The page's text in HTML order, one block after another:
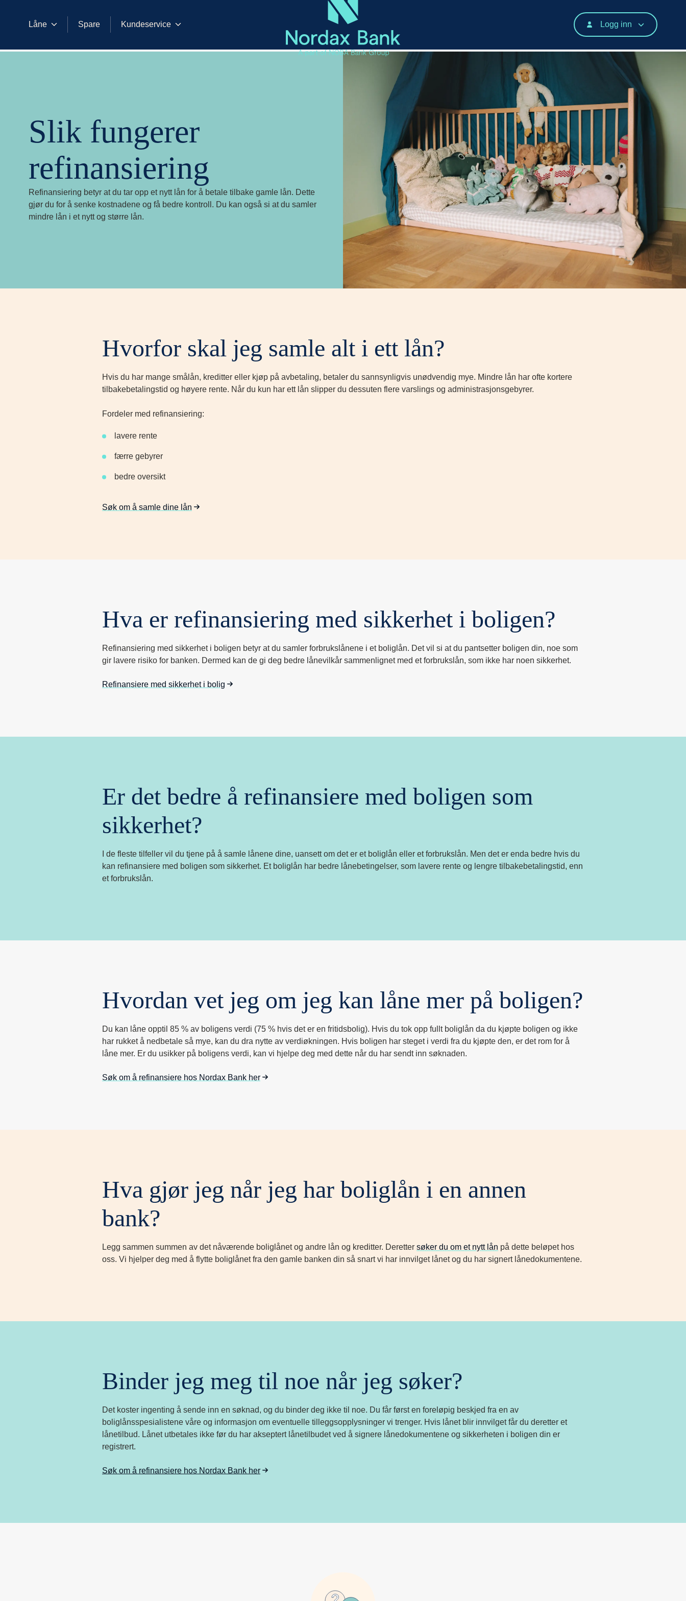
Låne Spare Kundeservice Logg inn
Låne Refinansiere Slik fungerer refinansiering
Slik fungerer
refinansiering
Refinansiering betyr at du tar opp et nytt lån for å betale tilbake gamle lån. Dette
gjør du for å senke kostnadene og få bedre kontroll. Du kan også si at du samler
mindre lån i et nytt og større lån.
Hvorfor skal jeg samle alt i ett lån?
Hvis du har mange smålån, kreditter eller kjøp på avbetaling, betaler du sannsynligvis unødvendig mye. Mindre lån har ofte kortere
tilbakebetalingstid og høyere rente. Når du kun har ett lån slipper du dessuten flere varslings og administrasjonsgebyrer.
Fordeler med refinansiering:
lavere rente
færre gebyrer
bedre oversikt
Søk om å samle dine lån
Hva er refinansiering med sikkerhet i boligen?
Refinansiering med sikkerhet i boligen betyr at du samler forbrukslånene i et boliglån. Det vil si at du pantsetter boligen din, noe som
gir lavere risiko for banken. Dermed kan de gi deg bedre lånevilkår sammenlignet med et forbrukslån, som ikke har noen sikkerhet.
Refinansiere med sikkerhet i bolig
Er det bedre å refinansiere med boligen som
sikkerhet?
I de fleste tilfeller vil du tjene på å samle lånene dine, uansett om det er et boliglån eller et forbrukslån. Men det er enda bedre hvis du
kan refinansiere med boligen som sikkerhet. Et boliglån har bedre lånebetingelser, som lavere rente og lengre tilbakebetalingstid, enn
et forbrukslån.
Hvordan vet jeg om jeg kan låne mer på boligen?
Du kan låne opptil 85 % av boligens verdi (75 % hvis det er en fritidsbolig). Hvis du tok opp fullt boliglån da du kjøpte boligen og ikke
har rukket å nedbetale så mye, kan du dra nytte av verdiøkningen. Hvis boligen har steget i verdi fra du kjøpte den, er det rom for å
låne mer. Er du usikker på boligens verdi, kan vi hjelpe deg med dette når du har sendt inn søknaden.
Søk om å refinansiere hos Nordax Bank her
Hva gjør jeg når jeg har boliglån i en annen
bank?
Legg sammen summen av det nåværende boliglånet og andre lån og kreditter. Deretter søker du om et nytt lån på dette beløpet hos
oss. Vi hjelper deg med å flytte boliglånet fra den gamle banken din så snart vi har innvilget lånet og du har signert lånedokumentene.
Binder jeg meg til noe når jeg søker?
Det koster ingenting å sende inn en søknad, og du binder deg ikke til noe. Du får først en foreløpig beskjed fra en av
boliglånsspesialistene våre og informasjon om eventuelle tilleggsopplysninger vi trenger. Hvis lånet blir innvilget får du deretter et
lånetilbud. Lånet utbetales ikke før du har akseptert lånetilbudet ved å signere lånedokumentene og sikkerheten i boligen din er
registrert.
Søk om å refinansiere hos Nordax Bank her